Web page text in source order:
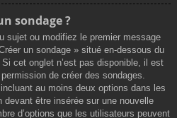
sondage ?
sujet ou modifiez le premier message
un sondage » situé en-dessous du
cet onglet n’est pas disponible, il est
de créer des sondages.
au moins deux options dans les
être insérée sur une nouvelle
d’options que les utilisateurs peuvent